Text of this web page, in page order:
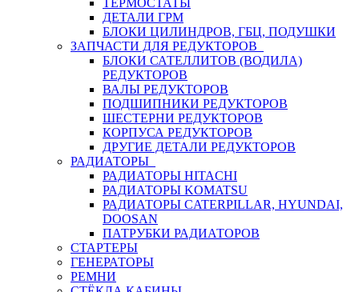
ТЕРМОСТАТЫ
ДЕТАЛИ ГРМ
БЛОКИ ЦИЛИНДРОВ, ГБЦ, ПОДУШКИ
ЗАПЧАСТИ ДЛЯ РЕДУКТОРОВ
БЛОКИ САТЕЛЛИТОВ (ВОДИЛА)
РЕДУКТОРОВ
ВАЛЫ РЕДУКТОРОВ
ПОДШИПНИКИ РЕДУКТОРОВ
ШЕСТЕРНИ РЕДУКТОРОВ
КОРПУСА РЕДУКТОРОВ
ДРУГИЕ ДЕТАЛИ РЕДУКТОРОВ
РАДИАТОРЫ
РАДИАТОРЫ HITACHI
РАДИАТОРЫ KOMATSU
РАДИАТОРЫ CATERPILLAR, HYUNDAI,
DOOSAN
ПАТРУБКИ РАДИАТОРОВ
СТАРТЕРЫ
ГЕНЕРАТОРЫ
РЕМНИ